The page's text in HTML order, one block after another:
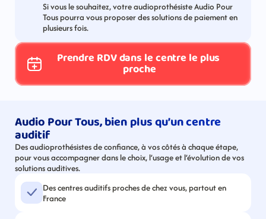
Si vous le souhaitez, votre audioprothésiste Audio Pour
Tous pourra vous proposer des solutions de paiement en
plusieurs fois.
Prendre RDV dans le centre le plus
proche
Audio Pour Tous, bien plus qu’un centre
auditif
Des audioprothésistes de confiance, à vos côtés à chaque étape,
pour vous accompagner dans le choix, l’usage et l’évolution de vos
solutions auditives.
Des centres auditifs proches de chez vous, partout en
France